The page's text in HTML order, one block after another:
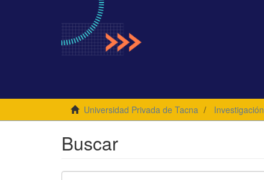
Universidad Privada de Tacna Investigación
Buscar